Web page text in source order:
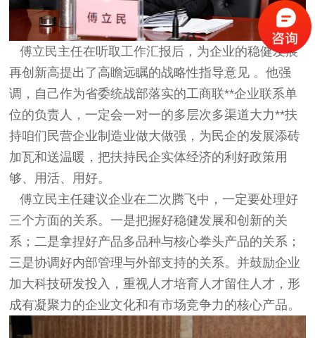
傅立民主任在听取工作汇报后，为企业的稳健发展
再创新高提出了高瞻远瞩的战略性指导意见 。他强
调，自己作为省委统战部落实的工商联**企业联系单
位的负责人，一定会一对一的多层次多渠道大力**扶
持咱们民营企业制造业做大做强，为民企的发展添砖
加瓦和送温暖，把扶持民企实体经济的利好政策用
够、用活、用好。
傅立民主任建议企业在二次腾飞中，一定要处理好
三个方面的关系。一是把握好稳健发展和创新的关
系；二是拿捏好产品多品种与核心拳头产品的关系；
三是协调好内部管理与外部支持的关系。并鼓励企业
加大科技研发投入，重视人才培育人才留住人才，形
成有凝聚力的企业文化和有市场竞争力的核心产品。